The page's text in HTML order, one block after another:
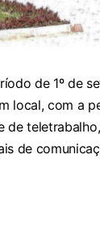
de 1º de
local, com a
de
de